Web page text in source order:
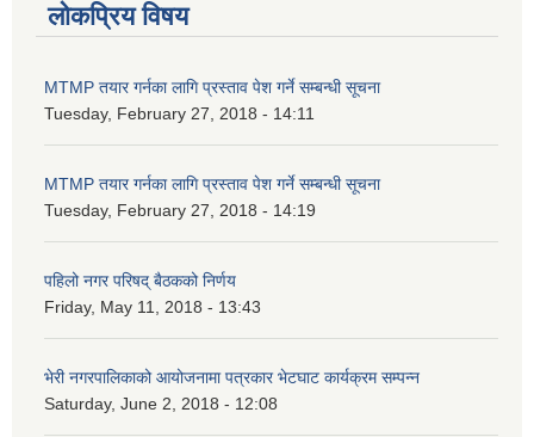
लोकप्रिय विषय
MTMP तयार गर्नका लागि प्रस्ताव पेश गर्ने सम्बन्धी सूचना
Tuesday, February 27, 2018 - 14:11
MTMP तयार गर्नका लागि प्रस्ताव पेश गर्ने सम्बन्धी सूचना
Tuesday, February 27, 2018 - 14:19
पहिलो नगर परिषद् बैठकको निर्णय
Friday, May 11, 2018 - 13:43
भेरी नगरपालिकाको आयोजनामा पत्रकार भेटघाट कार्यक्रम सम्पन्न
Saturday, June 2, 2018 - 12:08